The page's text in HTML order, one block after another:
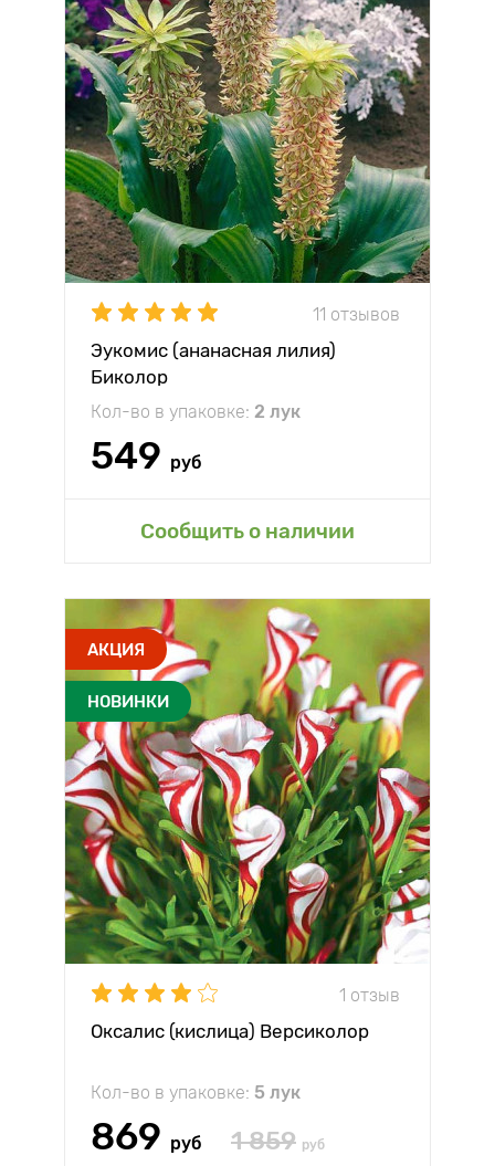
11 отзывов
Эукомис (ананасная лилия)
Биколор
Кол-во в упаковке: 2 лук
549 руб
Сообщить о наличии
АКЦИЯ
НОВИНКИ
1 отзыв
Оксалис (кислица) Версиколор
Кол-во в упаковке: 5 лук
869 руб 1 859 руб